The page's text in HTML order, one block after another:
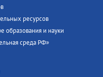
ресурсов
образования и науки
среда РФ»